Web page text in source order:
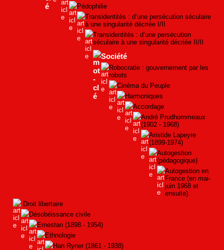
Pédophilie
Transidentités : d’une persécution séculaire
à une singularité décriée I/II
Transidentités : d’une persécution
séculaire à une singularité décriée II/II
Société
Robocratie : gouvernement par les
robots
Cinéma du Peuple
Harmoniques
Accordage
André Prudhommeaux
(1902 - 1968)
Aristide Lapeyre
(1899-1974)
Autogestion
(pédagogique)
Autogestion en
France (en mai-
juin 1968 et
ensuite).
Droit libertaire
Désobéissance civile
Ernestan (1898 - 1954)
Ethnologie
Han Ryner (1861 - 1938)